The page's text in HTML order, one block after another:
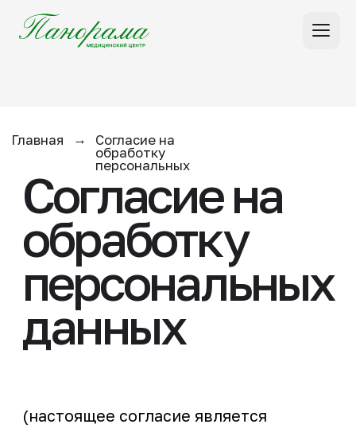
Согласие на
обработку
персональных
данных
(настоящее согласие является
публичной офертой)
0906010583 ОГРН 1020900669107),
Адрес: Ставропольский край, г.